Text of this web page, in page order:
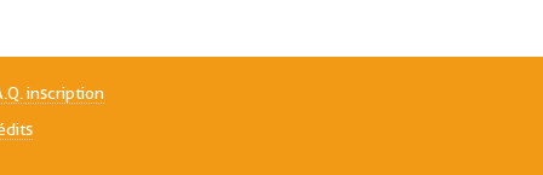
inscription